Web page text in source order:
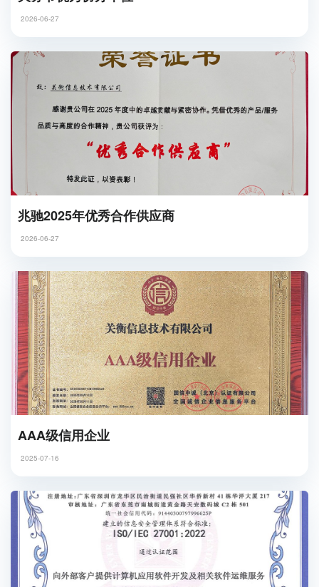
2026-06-27
兆驰2025年优秀合作供应商
2026-06-27
AAA级信用企业
2025-07-16